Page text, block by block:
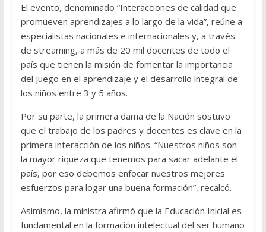
El evento, denominado “Interacciones de calidad que
promueven aprendizajes a lo largo de la vida”, reúne a
especialistas nacionales e internacionales y, a través
de streaming, a más de 20 mil docentes de todo el
país que tienen la misión de fomentar la importancia
del juego en el aprendizaje y el desarrollo integral de
los niños entre 3 y 5 años.
Por su parte, la primera dama de la Nación sostuvo
que el trabajo de los padres y docentes es clave en la
primera interacción de los niños. “Nuestros niños son
la mayor riqueza que tenemos para sacar adelante el
país, por eso debemos enfocar nuestros mejores
esfuerzos para logar una buena formación”, recalcó.
Asimismo, la ministra afirmó que la Educación Inicial es
fundamental en la formación intelectual del ser humano